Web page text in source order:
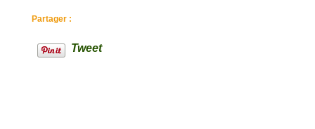
Partager :
Tweet